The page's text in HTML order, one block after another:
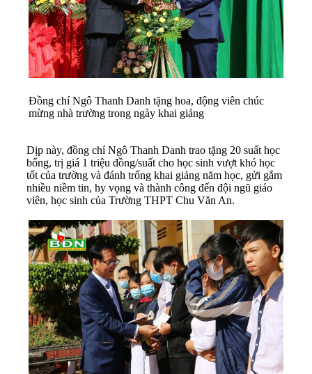
Đồng chí Ngô Thanh Danh tặng hoa, động viên chúc
mừng nhà trường trong ngày khai giảng
Dịp này, đồng chí Ngô Thanh Danh trao tặng 20 suất học
bổng, trị giá 1 triệu đồng/suất cho học sinh vượt khó học
tốt của trường và đánh trống khai giảng năm học, gửi gắm
nhiều niềm tin, hy vọng và thành công đến đội ngũ giáo
viên, học sinh của Trường THPT Chu Văn An.